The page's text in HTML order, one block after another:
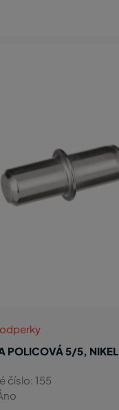
POLICOVÁ 5/5, NIKEL
číslo: 155